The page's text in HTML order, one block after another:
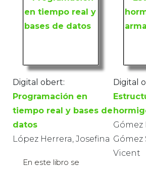
Digital obert:
Programación en
tiempo real y bases de
datos
López Herrera, Josefina
En este libro se
Digital
Gómez
Gómez
Vicent